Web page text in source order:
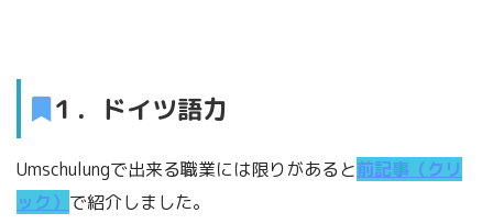
１．ドイツ語力
Umschulungで出来る職業には限りがあると前記事（クリ
ック） で紹介しました。